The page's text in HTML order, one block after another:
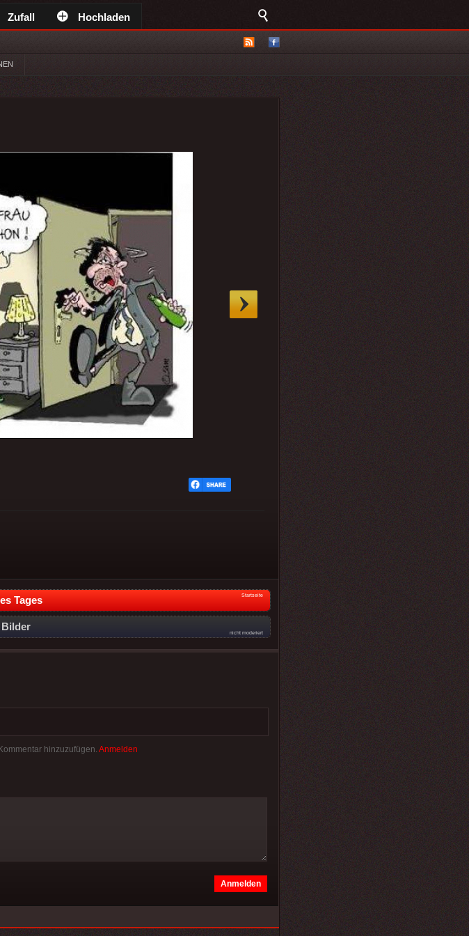
Zufall Hochladen
Tages Startseite
Bilder
nicht moderiert
hinzuzufügen. Anmelden